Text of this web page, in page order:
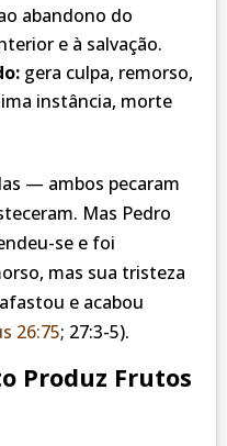
abandono do
e à salvação.
gera culpa, remorso,
instância, morte
— ambos pecaram
Mas Pedro
se e foi
mas sua tristeza
e acabou
26:75; 27:3-5).
Produz Frutos